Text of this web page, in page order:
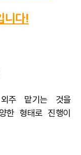
니다!
외주 맡기는 것을
한 형태로 진행이